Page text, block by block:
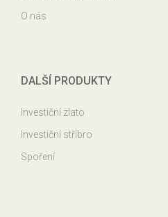
O nás
DALŠÍ PRODUKTY
Investiční zlato
Investiční stříbro
Spoření